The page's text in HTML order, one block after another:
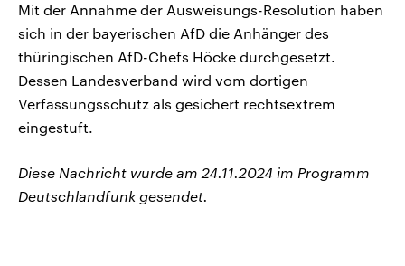
Mit der Annahme der Ausweisungs-Resolution haben
sich in der bayerischen AfD die Anhänger des
thüringischen AfD-Chefs Höcke durchgesetzt.
Dessen Landesverband wird vom dortigen
Verfassungsschutz als gesichert rechtsextrem
eingestuft.
Diese Nachricht wurde am 24.11.2024 im Programm
Deutschlandfunk gesendet.